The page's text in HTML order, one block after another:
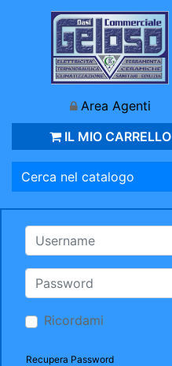
Area Agenti
IL MIO CARRELLO
Ricordami
Recupera Password